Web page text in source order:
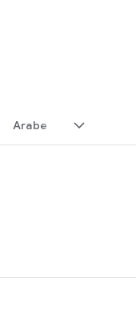
Arabe